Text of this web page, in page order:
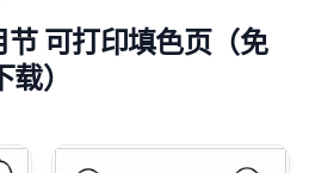
可打印填色页（免
）